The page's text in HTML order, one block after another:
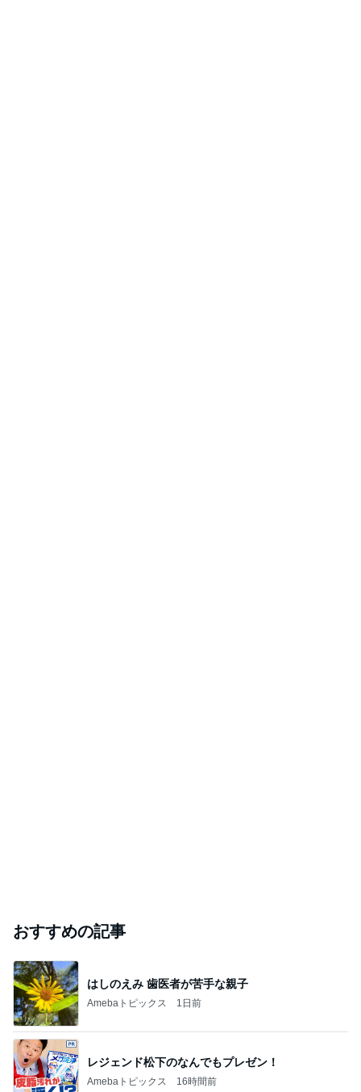
おすすめの記事
はしのえみ 歯医者が苦手な親子
Amebaトピックス 1日前
レジェンド松下のなんでもプレゼン！
Amebaトピックス 16時間前